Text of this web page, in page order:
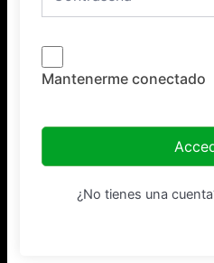
Mantenerme conectado
¿No tienes una